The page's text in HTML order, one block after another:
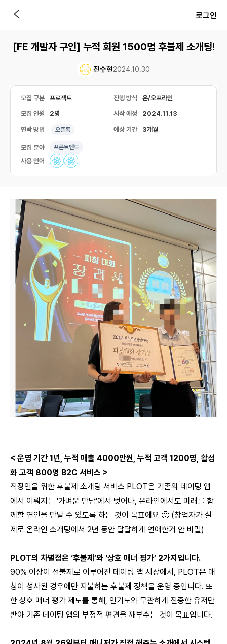
로그인
[FE 개발자 구인] 누적 회원 1500명 후불제 소개팅!
진수현2024.10.30
모집 구분 프로젝트 진행 방식 온/오프라인
모집 인원 2명 시작 예정 2024.11.13
연락 방법 오픈톡 예상 기간 3개월
모집 분야 프론트엔드
사용 언어
< 운영 기간 1년, 누적 매출 4000만원, 누적 고객 1200명, 활성
화 고객 800명 B2C 서비스 >
직장인을 위한 후불제 소개팅 서비스 PLOT은 기존의 데이팅 앱
에서 이뤄지는 '가벼운 만남'에서 벗어나, 온라인에서도 미래를 함
께할 연인을 만날 수 있도록 하는 것이 목표에요 🙂 (창업자가 실
제로 온라인 소개팅에서 2년 동안 달달하게 연애한거 안 비밀)
PLOT의 차별점은 ‘후불제’와 ‘상호 매너 평가’ 2가지입니다.
90% 이상이 선불제로 이루어진 데이팅 앱 시장에서, PLOT은 매
칭이 성사된 경우에만 지불하는 후불제 정책을 운영 중입니다. 또
한 상호 매너 평가 제도를 통해, 인기도와 무관하게 진중한 유저만
받아 기존 데이팅 앱의 부정적 편견을 깨부수는 것이 목표입니다.